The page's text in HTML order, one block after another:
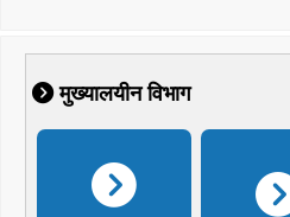
मुख्यालयीन विभाग